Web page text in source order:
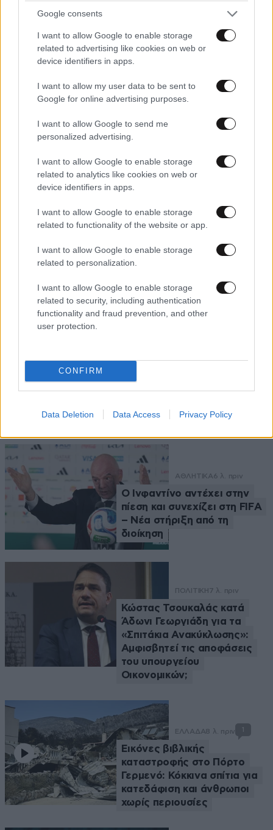
Google consents
I want to allow Google to enable storage
related to advertising like cookies on web or
device identifiers in apps.
I want to allow my user data to be sent to
Google for online advertising purposes.
I want to allow Google to send me
personalized advertising.
I want to allow Google to enable storage
related to analytics like cookies on web or
device identifiers in apps.
I want to allow Google to enable storage
related to functionality of the website or app.
I want to allow Google to enable storage
related to personalization.
I want to allow Google to enable storage
related to security, including authentication
functionality and fraud prevention, and other
user protection.
CONFIRM
Data Deletion Data Access Privacy Policy
Αυξητική & Ανόρθωση
Στήθους: Πώς συνδυάζονται
αποτέλεσμα
Με τη SEAJETS, η Αμοργός
γίνεται η πιο αυθεντική
απόδραση των Κυκλάδων
10 παίκτες σήμερα
Ροή Ειδήσεων
ΑΘΛΗΤΙΚΑ6 λ. πριν
Ο Ινφαντίνο αντέχει στην
πίεση και συνεχίζει στη FIFA
– Νέα στήριξη από τη
διοίκηση
ΠΟΛΙΤΙΚΗ7 λ. πριν
Κώστας Τσουκαλάς κατά
Άδωνι Γεωργιάδη για τα
«Σπιτάκια Ανακύκλωσης»:
Αμφισβητεί τις αποφάσεις
του υπουργείου
Οικονομικών;
ΕΛΛΑΔΑ8 λ. πριν 1
Εικόνες βιβλικής
καταστροφής στο Πόρτο
Γερμενό: Κόκκινα σπίτια για
κατεδάφιση και άνθρωποι
χωρίς περιουσίες